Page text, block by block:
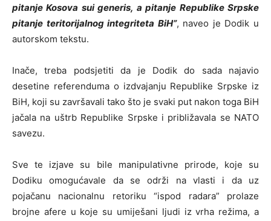
pitanje Kosova sui generis, a pitanje Republike Srpske
pitanje teritorijalnog integriteta BiH”, naveo je Dodik u
autorskom tekstu.
Inače, treba podsjetiti da je Dodik do sada najavio
desetine referenduma o izdvajanju Republike Srpske iz
BiH, koji su završavali tako što je svaki put nakon toga BiH
jačala na uštrb Republike Srpske i približavala se NATO
savezu.
Sve te izjave su bile manipulativne prirode, koje su
Dodiku omogućavale da se održi na vlasti i da uz
pojačanu nacionalnu retoriku “ispod radara” prolaze
brojne afere u koje su umiješani ljudi iz vrha režima, a